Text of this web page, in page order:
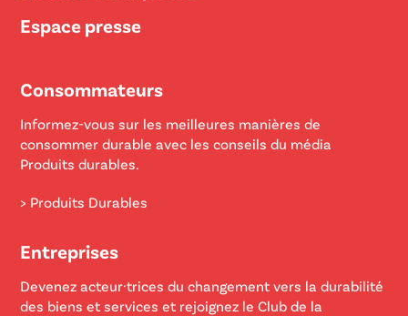
Espace presse
Consommateurs
Informez-vous sur les meilleures manières de
consommer durable avec les conseils du média
Produits durables.
> Produits Durables
Entreprises
Devenez acteur·trices du changement vers la durabilité
des biens et services et rejoignez le Club de la